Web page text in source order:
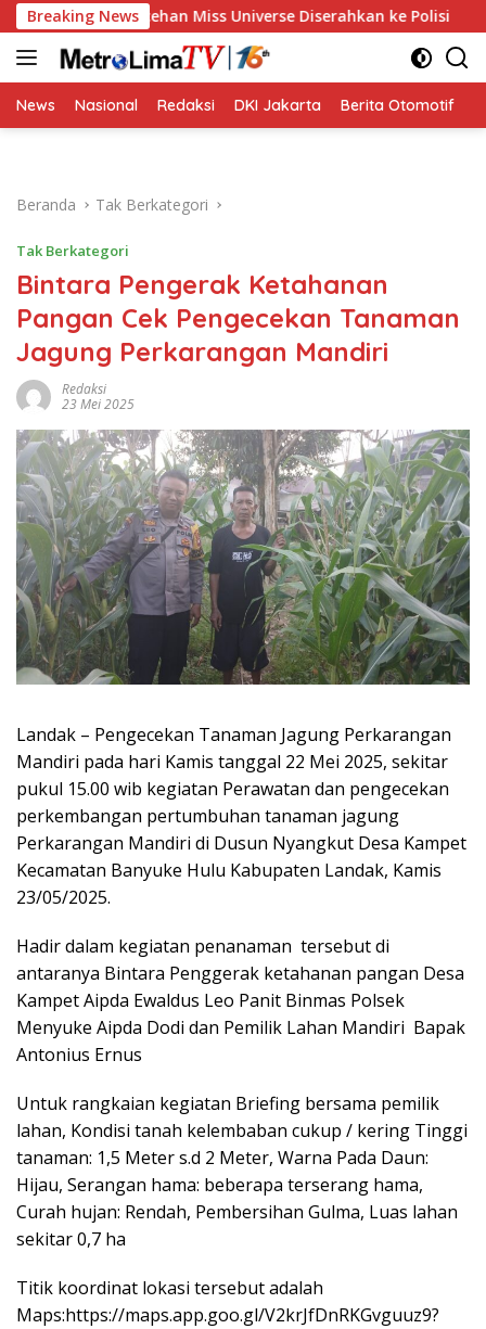
Langsung
ke
konten
Breaking News
Pelecehan Miss Universe Diserahkan ke Polisi
News Nasional Redaksi DKI Jakarta Berita Otomotif
Beranda Tak Berkategori
Tak Berkategori
Bintara Pengerak Ketahanan
Pangan Cek Pengecekan Tanaman
Jagung Perkarangan Mandiri
Redaksi
23 Mei 2025
Landak – Pengecekan Tanaman Jagung Perkarangan
Mandiri pada hari Kamis tanggal 22 Mei 2025, sekitar
pukul 15.00 wib kegiatan Perawatan dan pengecekan
perkembangan pertumbuhan tanaman jagung
Perkarangan Mandiri di Dusun Nyangkut Desa Kampet
Kecamatan Banyuke Hulu Kabupaten Landak, Kamis
23/05/2025.
Hadir dalam kegiatan penanaman tersebut di
antaranya Bintara Penggerak ketahanan pangan Desa
Kampet Aipda Ewaldus Leo Panit Binmas Polsek
Menyuke Aipda Dodi dan Pemilik Lahan Mandiri Bapak
Antonius Ernus
Untuk rangkaian kegiatan Briefing bersama pemilik
lahan, Kondisi tanah kelembaban cukup / kering Tinggi
tanaman: 1,5 Meter s.d 2 Meter, Warna Pada Daun:
Hijau, Serangan hama: beberapa terserang hama,
Curah hujan: Rendah, Pembersihan Gulma, Luas lahan
sekitar 0,7 ha
Titik koordinat lokasi tersebut adalah
Maps:https://maps.app.goo.gl/V2krJfDnRKGvguuz9?